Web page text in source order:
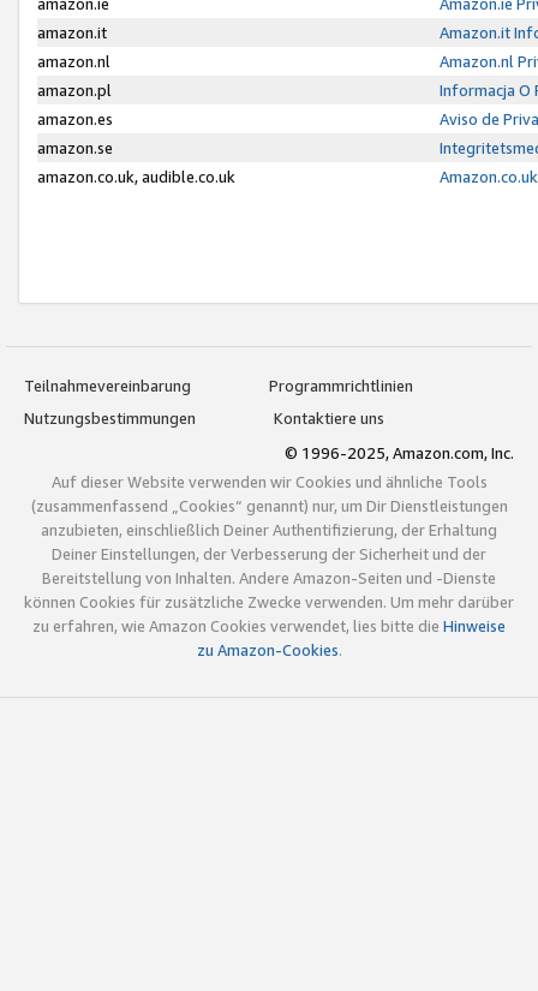
amazon.ie
Amazon.ie
amazon.it
Amazon.it
amazon.nl
Amazon.nl
amazon.pl
Informacja O
amazon.es
Aviso de
amazon.se
amazon.co.uk, audible.co.uk
Teilnahmevereinbarung
Programmrichtlinien
Nutzungsbestimmungen
Kontaktiere uns
© 1996-2025, Amazon.com, Inc.
Auf dieser Website verwenden wir Cookies und ähnliche Tools
(zusammenfassend „Cookies“ genannt) nur, um Dir Dienstleistungen
anzubieten, einschließlich Deiner Authentifizierung, der Erhaltung
Deiner Einstellungen, der Verbesserung der Sicherheit und der
Bereitstellung von Inhalten. Andere Amazon-Seiten und -Dienste
können Cookies für zusätzliche Zwecke verwenden. Um mehr darüber
zu erfahren, wie Amazon Cookies verwendet, lies bitte die Hinweise
zu Amazon-Cookies.